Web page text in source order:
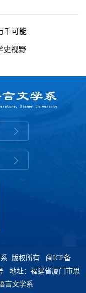
千可能
史视野
系 版权所有 闽ICP备
地址：福建省厦门市思
言文学系